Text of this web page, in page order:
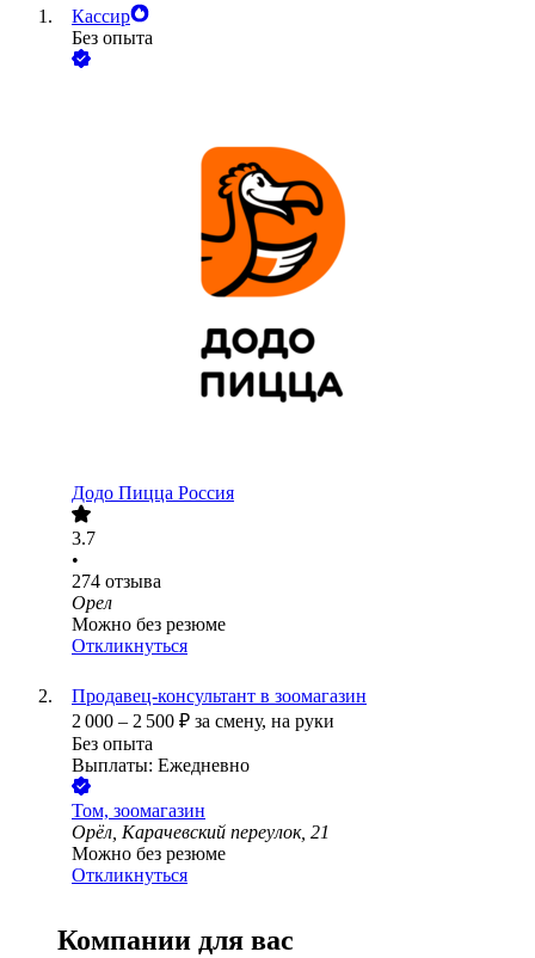
Кассир
Без опыта
Додо Пицца Россия
3.7
•
274 отзыва
Орел
Можно без резюме
Откликнуться
Продавец-консультант в зоомагазин
2 000 – 2 500 ₽ за смену, на руки
Без опыта
Выплаты: Ежедневно
Том, зоомагазин
Орёл, Карачевский переулок, 21
Можно без резюме
Откликнуться
Компании для вас